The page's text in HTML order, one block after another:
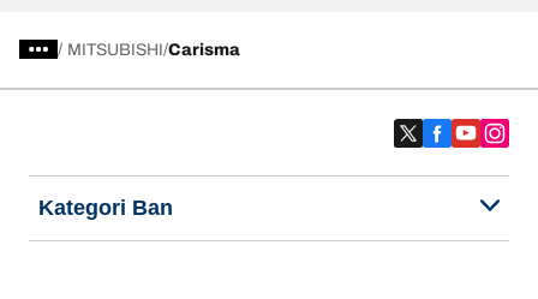
/ MITSUBISHI Carisma
Kategori Ban